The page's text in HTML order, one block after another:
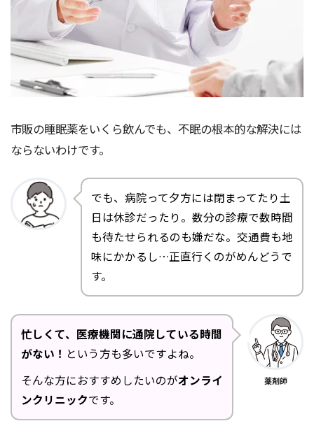
市販の睡眠薬をいくら飲んでも、不眠の根本的な解決には
ならないわけです。
でも、病院って夕方には閉まってたり土
日は休診だったり。数分の診療で数時間
も待たせられるのも嫌だな。交通費も地
味にかかるし…正直行くのがめんどうで
す。
忙しくて、医療機関に通院している時間
がない！ という方も多いですよね。
そんな方におすすめしたいのがオンライ
ンクリニックです。
薬剤師